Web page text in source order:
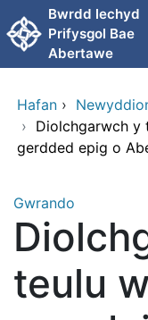
Neidio i'r prif gynnwy
Bwrdd lechyd
Prifysgol Bae
Abertawe
Hafan ›
› Diolchgarwch y
gerdded epig o
Gwrando
teulu